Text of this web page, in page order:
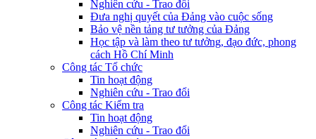
Nghiên cứu - Trao đổi
Đưa nghị quyết của Đảng vào cuộc sống
Bảo vệ nền tảng tư tưởng của Đảng
Học tập và làm theo tư tưởng, đạo đức, phong
cách Hồ Chí Minh
Công tác Tổ chức
Tin hoạt động
Nghiên cứu - Trao đổi
Công tác Kiểm tra
Tin hoạt động
Nghiên cứu - Trao đổi